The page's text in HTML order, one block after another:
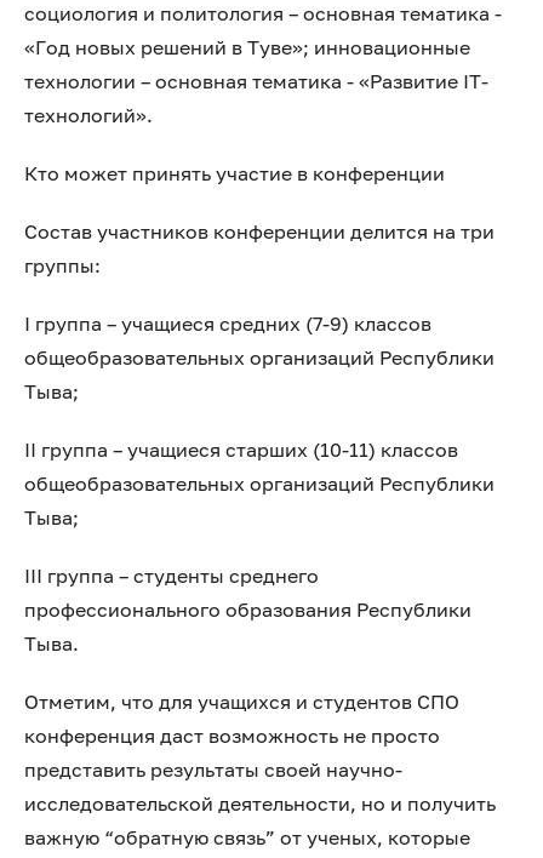
социология и политология – основная тематика -
«Год новых решений в Туве»; инновационные
технологии – основная тематика - «Развитие IT-
технологий».
Кто может принять участие в конференции
Состав участников конференции делится на три
группы:
I группа – учащиеся средних (7-9) классов
общеобразовательных организаций Республики
Тыва;
II группа – учащиеся старших (10-11) классов
общеобразовательных организаций Республики
Тыва;
III группа – студенты среднего
профессионального образования Республики
Тыва.
Отметим, что для учащихся и студентов СПО
конференция даст возможность не просто
представить результаты своей научно-
исследовательской деятельности, но и получить
важную “обратную связь” от ученых, которые